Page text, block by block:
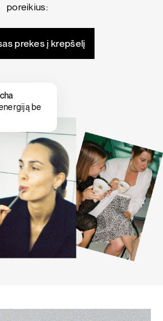
poreikius:
prekes į krepšelį
be